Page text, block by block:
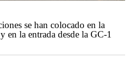
se han colocado en la
en la entrada desde la GC-1